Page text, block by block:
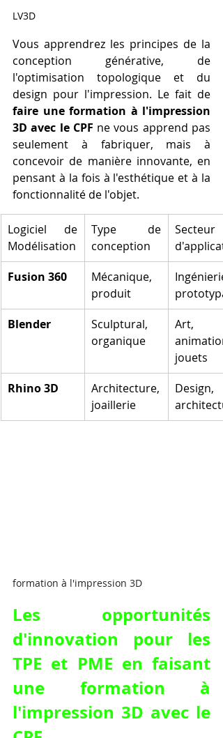
LV3D
Vous apprendrez les principes de la
conception générative, de
l'optimisation topologique et du
faire une formation à l'impression
3D avec le CPF ne vous apprend pas
seulement à fabriquer, mais à
concevoir de manière innovante, en
pensant à la fois à l'esthétique et à la
fonctionnalité de l'objet.
Logiciel de
Modélisation
Type de
conception
Secteur
Fusion 360
Mécanique,
produit
Ingénierie,
Blender
Sculptural,
organique
Art,
animation,
jouets
Rhino 3D
Architecture,
joaillerie
Design,
formation à l'impression 3D
Les opportunités
d'innovation pour les
TPE et PME en faisant
une formation à
l'impression 3D avec le